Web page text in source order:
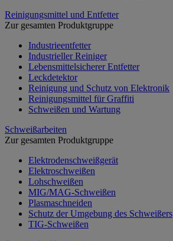
Reinigungsmittel und Entfetter
Zur gesamten Produktgruppe
Industrieentfetter
Industrieller Reiniger
Lebensmittelsicherer Entfetter
Leckdetektor
Reinigung und Schutz von Elektronik
Reinigungsmittel für Graffiti
Schweißen und Wartung
Schweißarbeiten
Zur gesamten Produktgruppe
Elektrodenschweißgerät
Elektroschweißen
Lohschweißen
MIG/MAG-Schweißen
Plasmaschneiden
Schutz der Umgebung des Schweißers
TIG-Schweißen